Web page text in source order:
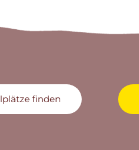
finden